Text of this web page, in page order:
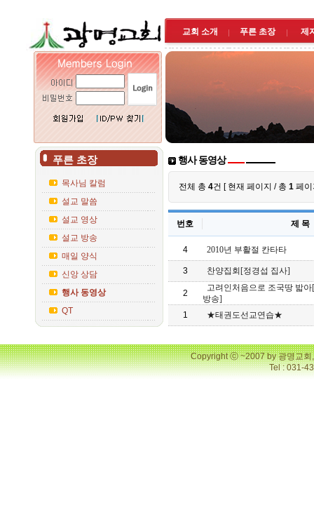
교회 소개 푸른 초장 제
푸른 초장
목사님 칼럼
설교 말씀
설교 영상
설교 방송
매일 양식
신앙 상담
행사 동영상
QT
행사 동영상
전체 총 4건 [ 현재 페이지 / 총 1 페이
번호 제 목
4 2010년 부활절 칸타타
3 찬양집회[정경섭 집사]
2
고려인처음으로 조국땅 밟
방송]
1
★태권도선교연습★
Copyright ⓒ ~2007 by 광명교
Tel : 031-